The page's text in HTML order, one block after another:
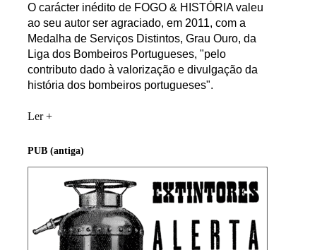
O carácter inédito de FOGO & HISTÓRIA valeu
ao seu autor ser agraciado, em 2011, com a
Medalha de Serviços Distintos, Grau Ouro, da
Liga dos Bombeiros Portugueses, "pelo
contributo dado à valorização e divulgação da
história dos bombeiros portugueses".
Ler +
PUB (antiga)